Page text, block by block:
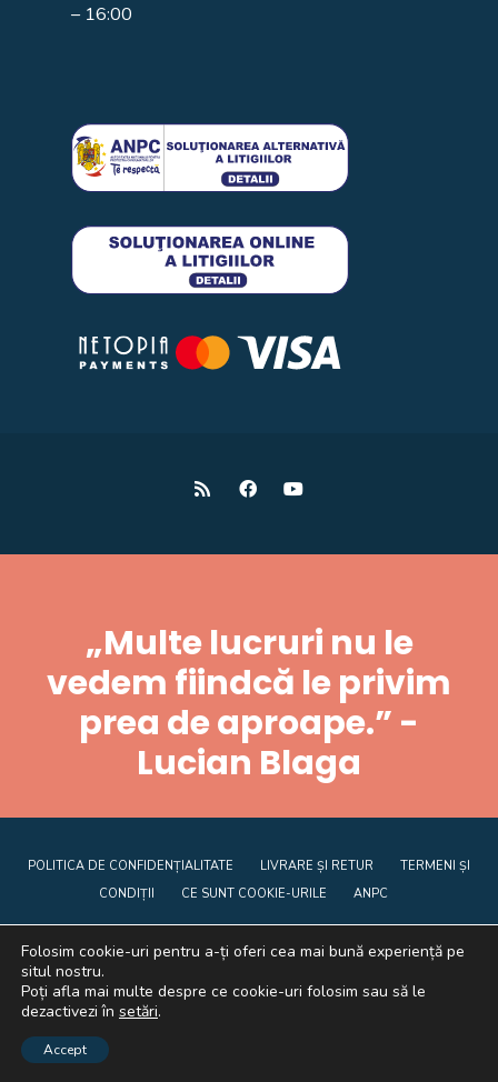
– 16:00
„Multe lucruri nu le
vedem fiindcă le privim
prea de aproape.” -
Lucian Blaga
POLITICA DE CONFIDENȚIALITATE LIVRARE ȘI RETUR
TERMENI ȘI
CONDIȚII
CE SUNT COOKIE-URILE ANPC
Graficã și dezvoltare website
Folosim cookie-uri pentru a-ți oferi cea mai bună experiență pe
situl nostru.
Poți afla mai multe despre ce cookie-uri folosim sau să le
dezactivezi în setări.
Accept